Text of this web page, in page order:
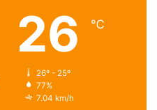
26 ℃
26º - 25º
77%
7.04 km/h